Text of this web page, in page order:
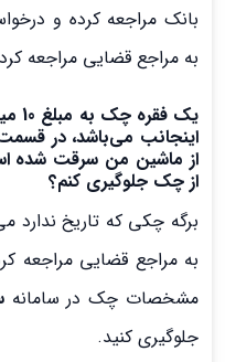
بانک مراجعه کرده و
به مراجع قضایی مراجعه
یک
اینجانب می‌باشد، در
از ماشین من سرقت شده
از چک جلوگیری کنم؟
برگه چکی که تاریخ ندارد
به مراجع قضایی مراجعه
مشخصات چک در سامانه
جلوگیری کنید.